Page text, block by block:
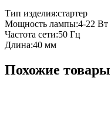
Тип изделия:стартер
Мощность лампы:4-22 Вт
Частота сети:50 Гц
Длина:40 мм
Похожие товары